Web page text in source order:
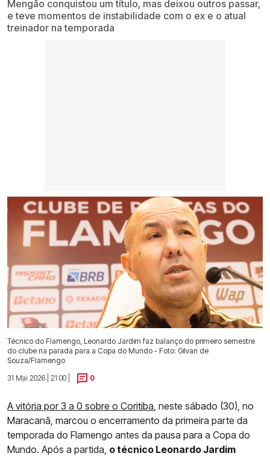
Mengão conquistou um título, mas deixou outros passar,
e teve momentos de instabilidade com o ex e o atual
treinador na temporada
Técnico do Flamengo, Leonardo Jardim faz balanço do primeiro semestre
do clube na parada para a Copa do Mundo - Foto: Gilvan de
Souza/Flamengo
31 Mai 2026 | 21:00 |
0
A vitória por 3 a 0 sobre o Coritiba , neste sábado (30), no
Maracanã, marcou o encerramento da primeira parte da
temporada do Flamengo antes da pausa para a Copa do
Mundo. Após a partida, o técnico Leonardo Jardim